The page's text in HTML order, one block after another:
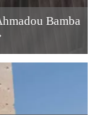
Bamba